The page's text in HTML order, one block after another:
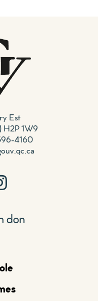
Est
H2P 1W9
4160
don